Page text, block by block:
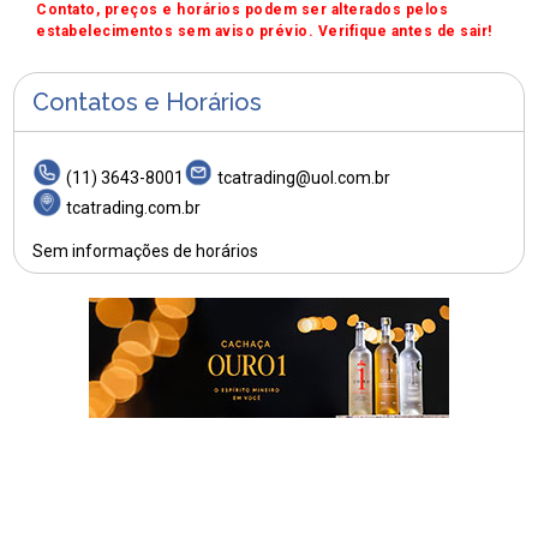
Contato, preços e horários podem ser alterados pelos
estabelecimentos sem aviso prévio. Verifique antes de sair!
Contatos e Horários
(11) 3643-8001
tcatrading@uol.com.br
tcatrading.com.br
Sem informações de horários